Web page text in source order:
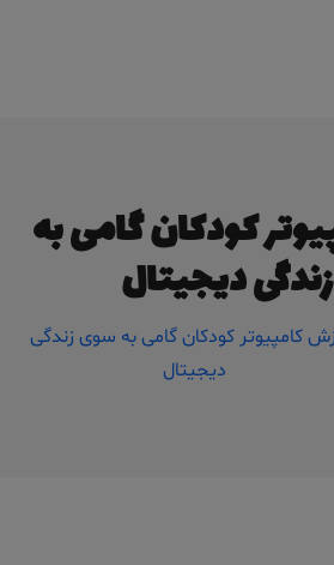
کودکان گامی به
دیجیتال
کامپیوتر کودکان گامی به سوی زندگی
دیجیتال